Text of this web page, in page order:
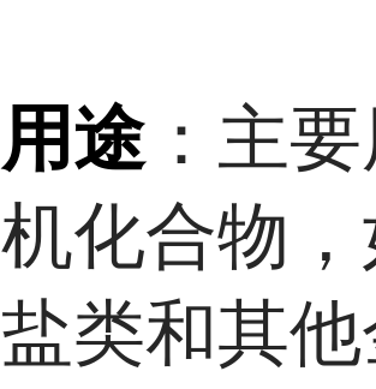
用途：主
机化合物
盐类和其